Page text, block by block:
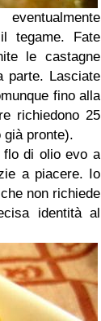
tegame. Fate
le castagne
parte. Lasciate
fino alla
richiedono 25
già pronte).
flo di olio evo a
a piacere. Io
non richiede
identità al